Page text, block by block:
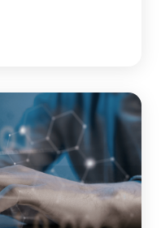
válnak képessé.
nemcsak
priorizálnak és
illesztett döntési
működés így
tudatos stratégiai